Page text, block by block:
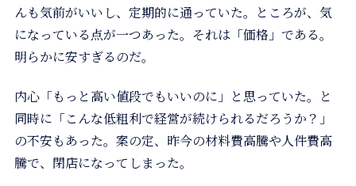
んも気前がいいし、定期的に通っていた。ところが、気
になっている点が一つあった。それは「価格」である。
明らかに安すぎるのだ。
内心「もっと高い値段でもいいのに」と思っていた。と
同時に「こんな低粗利で経営が続けられるだろうか？」
の不安もあった。案の定、昨今の材料費高騰や人件費高
騰で、閉店になってしまった。